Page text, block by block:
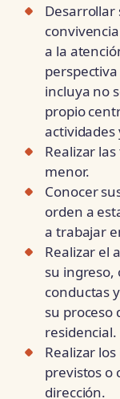
Desarrollar
a la
incluya no
propio
actividades
Realizar
menor.
Conocer
orden a
a trabajar
Realizar el
su ingreso,
conductas
su proceso
residencial.
Realizar
previstos o
dirección.